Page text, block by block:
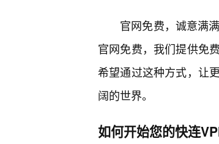
官网免费，诚意满
官网免费，我们提供免
希望通过这种方式，让
阔的世界。
如何开始您的快连